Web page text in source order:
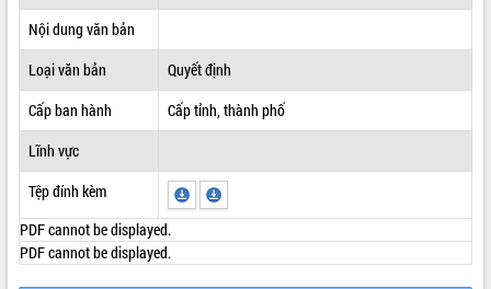
ĐIỂM TIN VĂN BẢN
QUY HOẠCH - KẾ HOẠCH
Nội dung văn bản
Loại văn bản
Quyết định
Cấp ban hành
Cấp tỉnh, thành phố
Lĩnh vực
Tệp đính kèm
PDF cannot be displayed.
PDF cannot be displayed.